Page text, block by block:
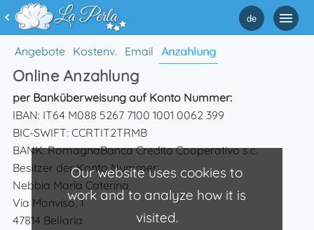
Angebote Kostenv. Email Anzahlung
Online Anzahlung
per Banküberweisung auf Konto Nummer:
IBAN: IT64 M088 5267 7100 1001 0062 399
BIC-SWIFT: CCRTIT2TRMB
BANK: RomagnaBanca Credito Cooperativo s.c.
Besitzer der Konto Nummer:
Nebbia Maria Caterina
Via Monviso, 1
47814 Bellaria
de
Our website uses cookies to
work and to analyze how it is
visited.